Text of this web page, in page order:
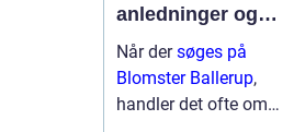
anledninger og
lokale muligheder
Når dersøges på
Blomster Ballerup,
handler det ofte om